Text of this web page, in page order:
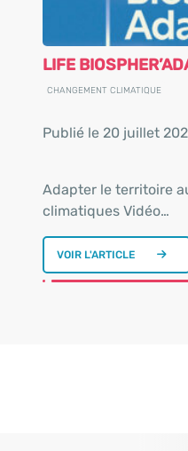
LIFE
CHANGEMENT CLIMATIQUE
Publié le 20 juillet
Adapter le territoire
climatiques Vidéo…
VOIR L'ARTICLE